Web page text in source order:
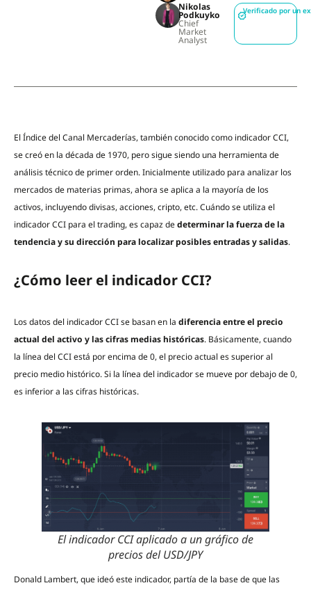
Nikolas
Podkuyko
Chief
Market
Analyst
Verificado por un
El Índice del Canal Mercaderías, también conocido como indicador CCI,
se creó en la década de 1970, pero sigue siendo una herramienta de
análisis técnico de primer orden. Inicialmente utilizado para analizar los
mercados de materias primas, ahora se aplica a la mayoría de los
activos, incluyendo divisas, acciones, cripto, etc. Cuándo se utiliza el
indicador CCI para el trading, es capaz dedeterminar la fuerza de la
tendencia y su dirección para localizar posibles entradas y salidas.
¿Cómo leer el indicador CCI?
Los datos del indicador CCI se basan en la diferencia entre el precio
actual del activo y las cifras medias históricas. Básicamente, cuando
la línea del CCI está por encima de 0, el precio actual es superior al
precio medio histórico. Si la línea del indicador se mueve por debajo de 0,
es inferior a las cifras históricas.
El indicador CCI aplicado a un gráfico de
precios del USD/JPY
Donald Lambert, que ideó este indicador, partía de la base de que las